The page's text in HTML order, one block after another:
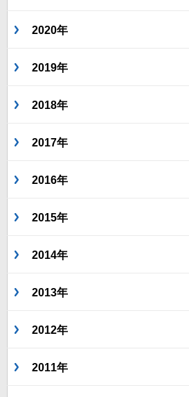
2020年
2019年
2018年
2017年
2016年
2015年
2014年
2013年
2012年
2011年